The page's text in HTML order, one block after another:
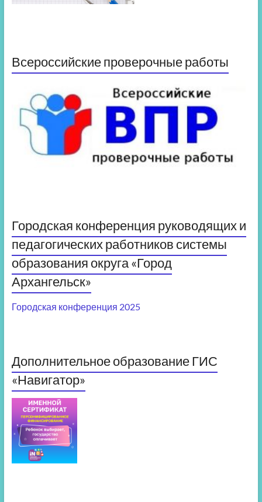
Всероссийские проверочные работы
Городская конференция руководящих и
педагогических работников системы
образования округа «Город
Архангельск»
Городская конференция 2025
Дополнительное образование ГИС
«Навигатор»